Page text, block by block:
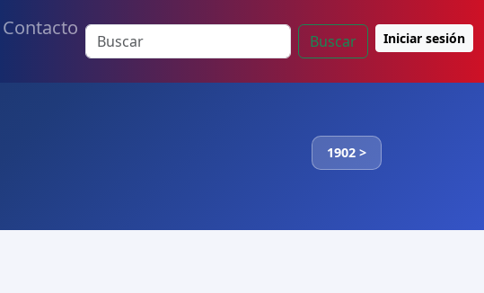
Contacto
Buscar Iniciar sesión
1902 >